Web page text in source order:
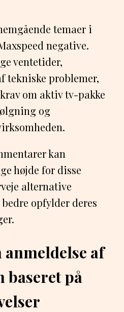
temaer i
negative.
ventetider,
tekniske problemer,
om aktiv tv-pakke
og
kan
højde for disse
alternative
opfylder deres
anmeldelse af
baseret på